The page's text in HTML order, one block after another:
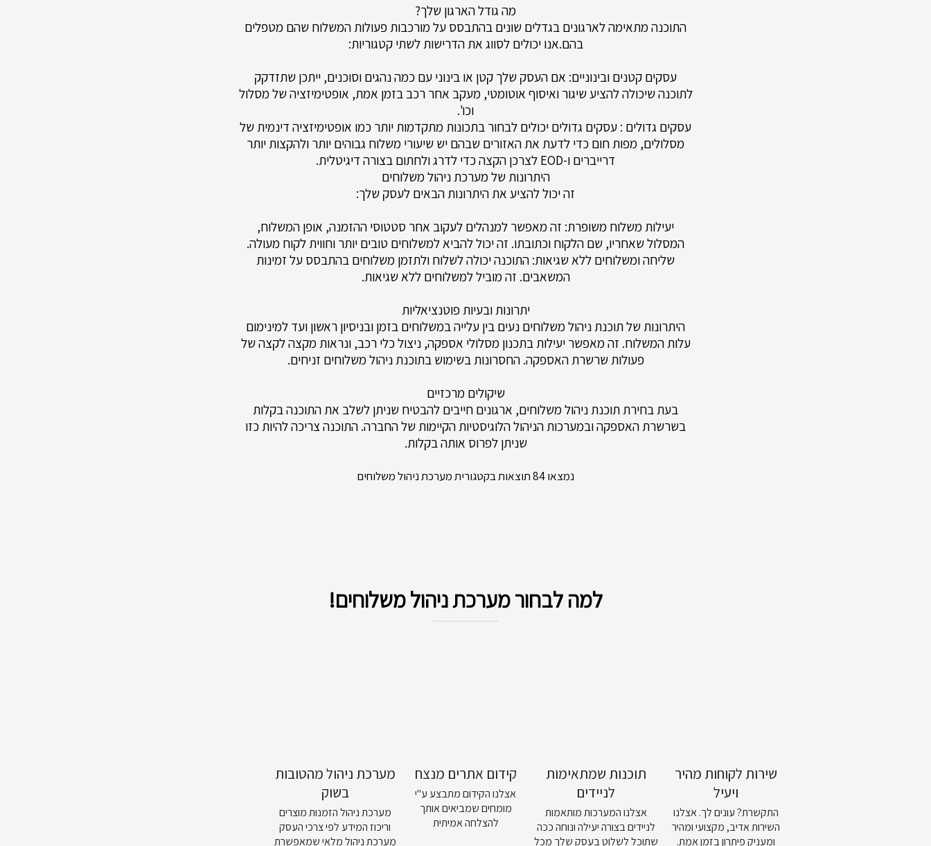
מה גודל הארגון שלך?
התוכנה מתאימה לארגונים בגדלים שונים בהתבסס על מורכבות פעולות המשלוח שהם מטפלים
בהם.אנו יכולים לסווג את הדרישות לשתי קטגוריות:
עסקים קטנים ובינוניים: אם העסק שלך קטן או בינוני עם כמה נהגים וסוכנים, ייתכן שתזדקק
לתוכנה שיכולה להציע שיגור ואיסוף אוטומטי, מעקב אחר רכב בזמן אמת, אופטימיזציה של מסלול
וכו'.
עסקים גדולים : עסקים גדולים יכולים לבחור בתכונות מתקדמות יותר כמו אופטימיזציה דינמית של
מסלולים, מפות חום כדי לדעת את האזורים שבהם יש שיעורי משלוח גבוהים יותר ולהקצות יותר
דרייברים ו-EOD לצרכן הקצה כדי לדרג ולחתום בצורה דיגיטלית.
היתרונות של מערכת ניהול משלוחים
זה יכול להציע את היתרונות הבאים לעסק שלך:
יעילות משלוח משופרת: זה מאפשר למנהלים לעקוב אחר סטטוסי ההזמנה, אופן המשלוח,
המסלול שאחריו, שם הלקוח וכתובתו. זה יכול להביא למשלוחים טובים יותר וחווית לקוח מעולה.
שליחה ומשלוחים ללא שגיאות: התוכנה יכולה לשלוח ולתזמן משלוחים בהתבסס על זמינות
המשאבים. זה מוביל למשלוחים ללא שגיאות.
יתרונות ובעיות פוטנציאליות
היתרונות של תוכנת ניהול משלוחים נעים בין עלייה במשלוחים בזמן ובניסיון ראשון ועד למינימום
עלות המשלוח. זה מאפשר יעילות בתכנון מסלולי אספקה, ניצול כלי רכב, ונראות מקצה לקצה של
פעולות שרשרת האספקה. החסרונות בשימוש בתוכנת ניהול משלוחים זניחים.
שיקולים מרכזיים
בעת בחירת תוכנת ניהול משלוחים, ארגונים חייבים להבטיח שניתן לשלב את התוכנה בקלות
בשרשרת האספקה ​​ובמערכות הניהול הלוגיסטיות הקיימות של החברה. התוכנה צריכה להיות כזו
שניתן לפרוס אותה בקלות.
נמצאו 84 תוצאות בקטגורית מערכת ניהול משלוחים
למה לבחור מערכת ניהול משלוחים!
שירות לקוחות מהיר
ויעיל
התקשרת? עונים לך. אצלנו
השירות אדיב, מקצועי ומהיר
ומעניק פיתרון בזמן אמת.
תוכנות שמתאימות
לניידים
אצלנו המערכות מותאמות
לניידים בצורה יעילה ונוחה ככה
שתוכל לשלוט בעסק שלך מכל
קידום אתרים מנצח
אצלנו הקידום מתבצע ע"י
מומחים שמביאים אותך
להצלחה אמיתית
מערכת ניהול מהטובות
בשוק
מערכת ניהול הזמנות מוצרים
וריכוז המידע לפי צרכי העסק
מערכת ניהול מלאי שמאפשרת